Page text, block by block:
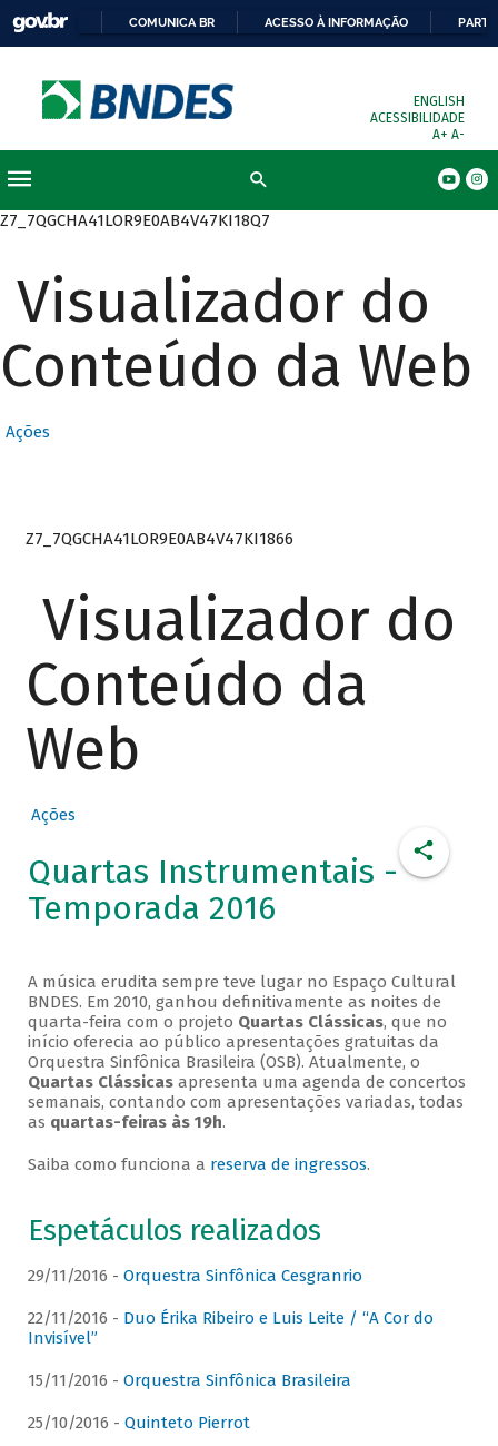
COMUNICA BR ACESSO À INFORMAÇÃO
ENGLISH
ACESSIBILIDADE
A+ A-
Z7_7QGCHA41LOR9E0AB4V47KI18Q7
Visualizador do
Conteúdo da Web
Ações
Z7_7QGCHA41LOR9E0AB4V47KI1866
Visualizador do
Conteúdo da
Web
Ações
Quartas Instrumentais -
Temporada 2016
A música erudita sempre teve lugar no Espaço Cultural
BNDES. Em 2010, ganhou definitivamente as noites de
quarta-feira com o projeto Quartas Clássicas, que no
início oferecia ao público apresentações gratuitas da
Orquestra Sinfônica Brasileira (OSB). Atualmente, o
Quartas Clássicasapresenta uma agenda de concertos
semanais, contando com apresentações variadas, todas
as quartas-feiras às 19h.
Saiba como funciona a reserva de ingressos.
Espetáculos realizados
29/11/2016 - Orquestra Sinfônica Cesgranrio
22/11/2016 - Duo Érika Ribeiro e Luis Leite / “A Cor do
Invisível”
15/11/2016 - Orquestra Sinfônica Brasileira
25/10/2016 - Quinteto Pierrot